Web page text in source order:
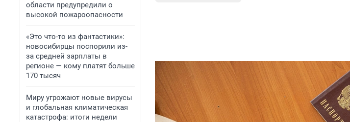
области предупредили о
высокой пожароопасности
«Это что-то из фантастики»:
новосибирцы поспорили из-
за средней зарплаты в
регионе — кому платят больше
170 тысяч
Миру угрожают новые вирусы
и глобальная климатическая
катастрофа: итоги недели